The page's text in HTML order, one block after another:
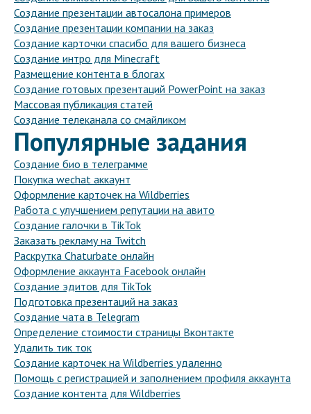
Создание презентации автосалона примеров
Создание презентации компании на заказ
Создание карточки спасибо для вашего бизнеса
Создание интро для Minecraft
Размещение контента в блогах
Создание готовых презентаций PowerPoint на заказ
Массовая публикация статей
Создание телеканала со смайликом
Популярные задания
Создание био в телеграмме
Покупка wechat аккаунт
Оформление карточек на Wildberries
Работа с улучшением репутации на авито
Создание галочки в TikTok
Заказать рекламу на Twitch
Раскрутка Chaturbate онлайн
Оформление аккаунта Facebook онлайн
Создание эдитов для TikTok
Подготовка презентаций на заказ
Создание чата в Telegram
Определение стоимости страницы Вконтакте
Удалить тик ток
Создание карточек на Wildberries удаленно
Помощь с регистрацией и заполнением профиля аккаунта
Создание контента для Wildberries